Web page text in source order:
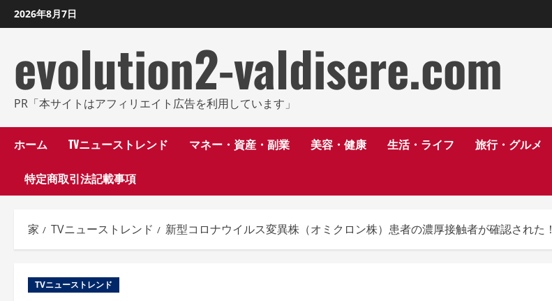
ン
し
2026年8月7日
evolution2-valdisere.com
PR「本サイトはアフィリエイト広告を利用しています」
ホーム TVニューストレンド マネー・資産・副業 美容・健康 生活・ライフ 旅行・グルメ
特定商取引法記載事項
家 TVニューストレンド 新型コロナウイルス変異株（オミクロン株）患者の濃厚接触者が確認された！
TVニューストレンド